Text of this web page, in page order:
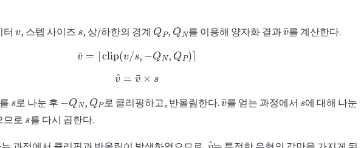
터 , 스텝 사이즈 , 상/하한의 경계 QP , QN 를 이용해 양자화 결과 ¯
를 계산한다.
=⌊clip(v /s QN P)
v
v¯ ×
로 나눈 후 QN , QP 로 클리핑하고, 반올림한다. ¯
를 얻는 과정에서
에 대해 나눈
므로
를 다시 곱한다.
v^